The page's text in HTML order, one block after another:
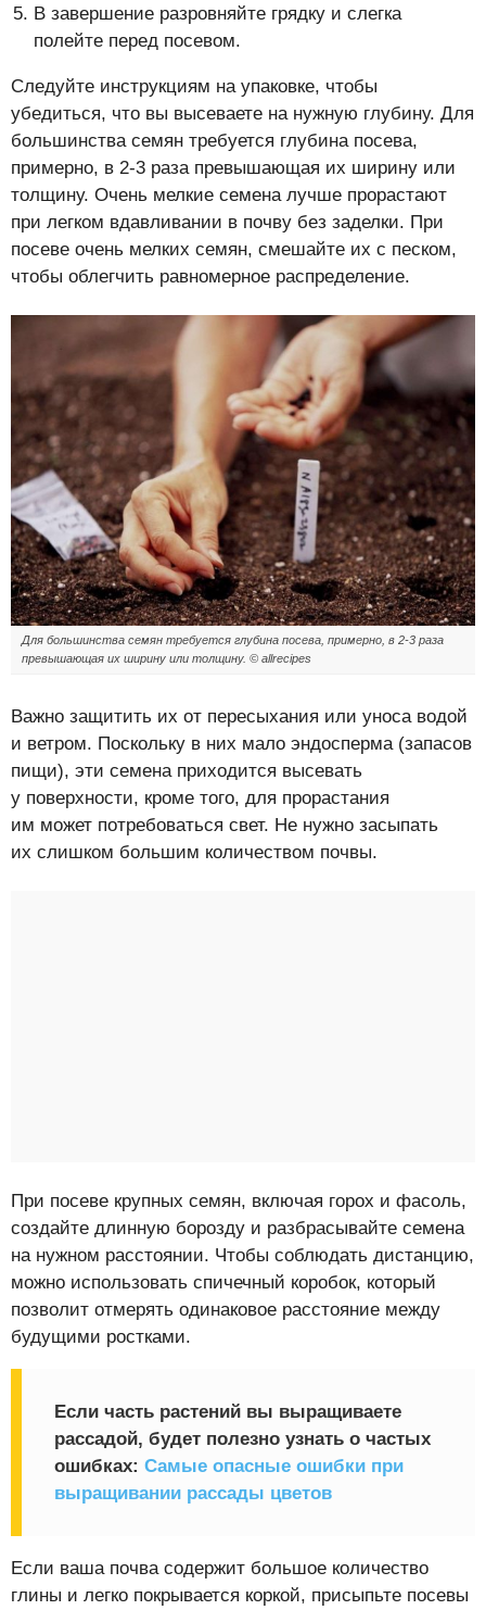
В завершение разровняйте грядку и слегка
полейте перед посевом.
Следуйте инструкциям на упаковке, чтобы
убедиться, что вы высеваете на нужную глубину. Для
большинства семян требуется глубина посева,
примерно, в 2-3 раза превышающая их ширину или
толщину. Очень мелкие семена лучше прорастают
при легком вдавливании в почву без заделки. При
посеве очень мелких семян, смешайте их с песком,
чтобы облегчить равномерное распределение.
Для большинства семян требуется глубина посева, примерно, в 2-3 раза
превышающая их ширину или толщину. © allrecipes
Важно защитить их от пересыхания или уноса водой
и ветром. Поскольку в них мало эндосперма (запасов
пищи), эти семена приходится высевать
у поверхности, кроме того, для прорастания
им может потребоваться свет. Не нужно засыпать
их слишком большим количеством почвы.
При посеве крупных семян, включая горох и фасоль,
создайте длинную борозду и разбрасывайте семена
на нужном расстоянии. Чтобы соблюдать дистанцию,
можно использовать спичечный коробок, который
позволит отмерять одинаковое расстояние между
будущими ростками.
Если часть растений вы выращиваете
рассадой, будет полезно узнать о частых
ошибках: Самые опасные ошибки при
выращивании рассады цветов
Если ваша почва содержит большое количество
глины и легко покрывается коркой, присыпьте посевы